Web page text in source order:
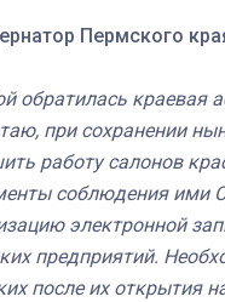
Пермского
обратилась краевая
при сохранении
работу салонов
соблюдения ими
электронной
предприятий.
после их открытия